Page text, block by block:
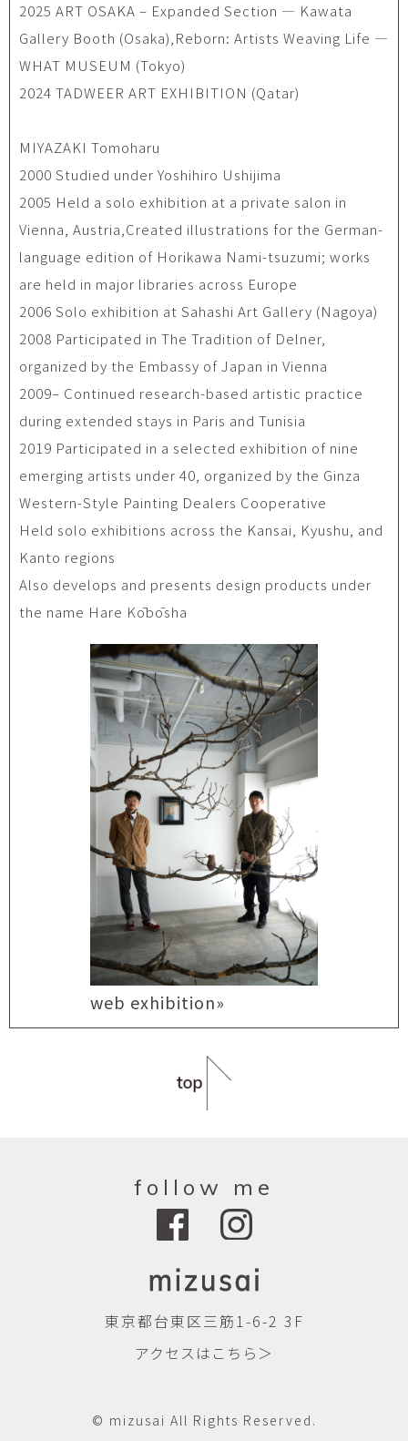
2025 ART OSAKA – Expanded Section — Kawata
Gallery Booth (Osaka),Reborn: Artists Weaving Life —
WHAT MUSEUM (Tokyo)
2024 TADWEER ART EXHIBITION (Qatar)
MIYAZAKI Tomoharu
2000 Studied under Yoshihiro Ushijima
2005 Held a solo exhibition at a private salon in
Vienna, Austria,Created illustrations for the German-
language edition of Horikawa Nami-tsuzumi; works
are held in major libraries across Europe
2006 Solo exhibition at Sahashi Art Gallery (Nagoya)
2008 Participated in The Tradition of Delner,
organized by the Embassy of Japan in Vienna
2009– Continued research-based artistic practice
during extended stays in Paris and Tunisia
2019 Participated in a selected exhibition of nine
emerging artists under 40, organized by the Ginza
Western-Style Painting Dealers Cooperative
Held solo exhibitions across the Kansai, Kyushu, and
Kanto regions
Also develops and presents design products under
the name Hare Kōbōsha
web exhibition»
follow me
東京都台東区三筋1-6-2 3F
アクセスはこちら＞
© mizusai All Rights Reserved.